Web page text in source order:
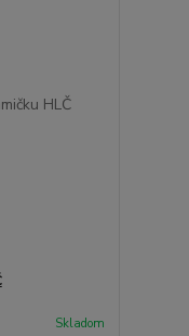
Skladom